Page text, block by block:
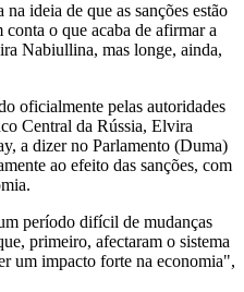
ideia de que as sanções estão
o que acaba de afirmar a
Nabiullina, mas longe, ainda,
oficialmente pelas autoridades
Central da Rússia, Elvira
a dizer no Parlamento (Duma)
ao efeito das sanções, com
período difícil de mudanças
primeiro, afectaram o sistema
um impacto forte na economia",